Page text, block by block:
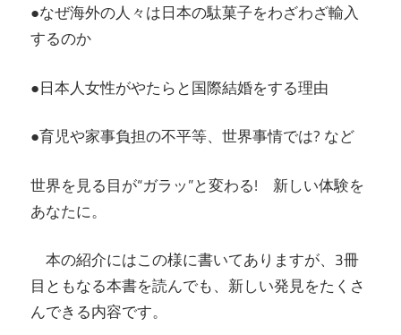
●なぜ海外の人々は日本の駄菓子をわざわざ輸入
するのか
●日本人女性がやたらと国際結婚をする理由
●育児や家事負担の不平等、世界事情では? など
世界を見る目が“ガラッ”と変わる! 新しい体験を
あなたに。
本の紹介にはこの様に書いてありますが、3冊
目ともなる本書を読んでも、新しい発見をたくさ
んできる内容です。